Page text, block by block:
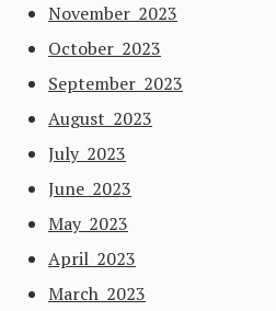
November 2023
October 2023
September 2023
August 2023
July 2023
June 2023
May 2023
April 2023
March 2023